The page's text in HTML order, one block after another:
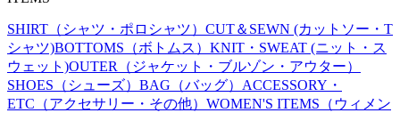
SHIRT（シャツ・ポロシャツ） CUT＆SEWN (カットソー・T
シャツ)BOTTOMS（ボトムス） KNIT・SWEAT (ニット・ス
ウェット)OUTER（ジャケット・ブルゾン・アウター）
SHOES（シューズ） BAG（バッグ） ACCESSORY・
ETC（アクセサリー・その他） WOMEN'S ITEMS（ウィメン